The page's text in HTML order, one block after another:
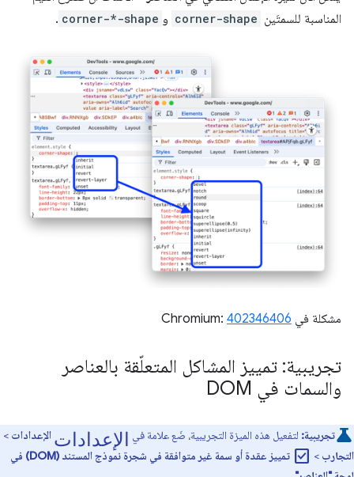
المناسبة للسمتَين corner-shape و corner-*-shape
.
مشكلة في Chromium: 402346406
تجريبية: تمييز المشاكل المتعلّقة بالعناصر
والسمات في DOM
تجريبية: لتفعيل هذه الميزة التجريبية، ضَع علامة في الإعدادات الإعدادات >
التجارب >
check_box
تمييز عقدة أو سمة غير متوافقة في شجرة نموذج المستند (DOM) في